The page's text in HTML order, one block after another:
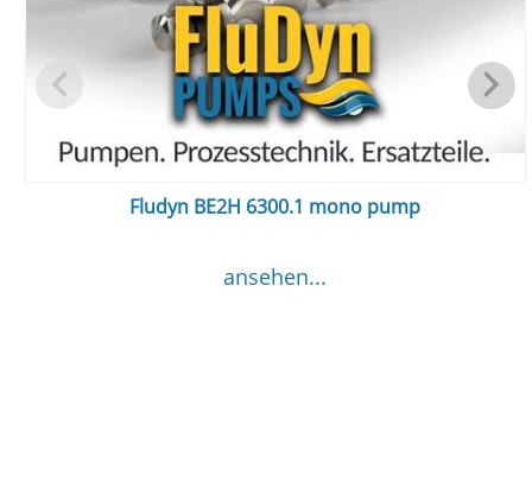
Fludyn BE2H 6300.1 mono pump
ansehen...